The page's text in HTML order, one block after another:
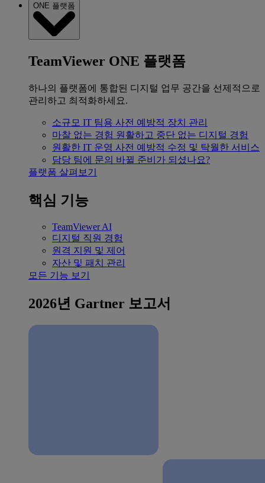
ONE 플랫폼
TeamViewer ONE 플랫폼
하나의 플랫폼에 통합된 디지털 업무 공간을 선제적으로
관리하고 최적화하세요.
소규모 IT 팀용 사전 예방적 장치 관리
마찰 없는 경험 원활하고 중단 없는 디지털 경험
원활한 IT 운영 사전 예방적 수정 및 탁월한 서비스
담당 팀에 문의 바뀔 준비가 되셨나요?
플랫폼 살펴보기
핵심 기능
TeamViewer AI
디지털 직원 경험
원격 지원 및 제어
자산 및 패치 관리
모든 기능 보기
2026년 Gartner 보고서